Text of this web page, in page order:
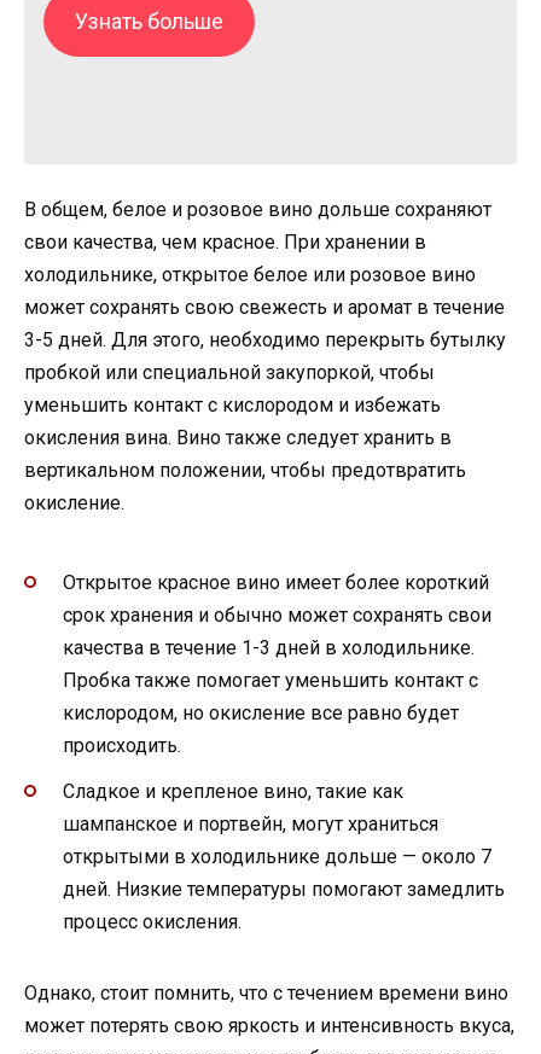
Узнать больше
В общем, белое и розовое вино дольше сохраняют
свои качества, чем красное. При хранении в
холодильнике, открытое белое или розовое вино
может сохранять свою свежесть и аромат в течение
3-5 дней. Для этого, необходимо перекрыть бутылку
пробкой или специальной закупоркой, чтобы
уменьшить контакт с кислородом и избежать
окисления вина. Вино также следует хранить в
вертикальном положении, чтобы предотвратить
окисление.
Открытое красное вино имеет более короткий
срок хранения и обычно может сохранять свои
качества в течение 1-3 дней в холодильнике.
Пробка также помогает уменьшить контакт с
кислородом, но окисление все равно будет
происходить.
Сладкое и крепленое вино, такие как
шампанское и портвейн, могут храниться
открытыми в холодильнике дольше — около 7
дней. Низкие температуры помогают замедлить
процесс окисления.
Однако, стоит помнить, что с течением времени вино
может потерять свою яркость и интенсивность вкуса,